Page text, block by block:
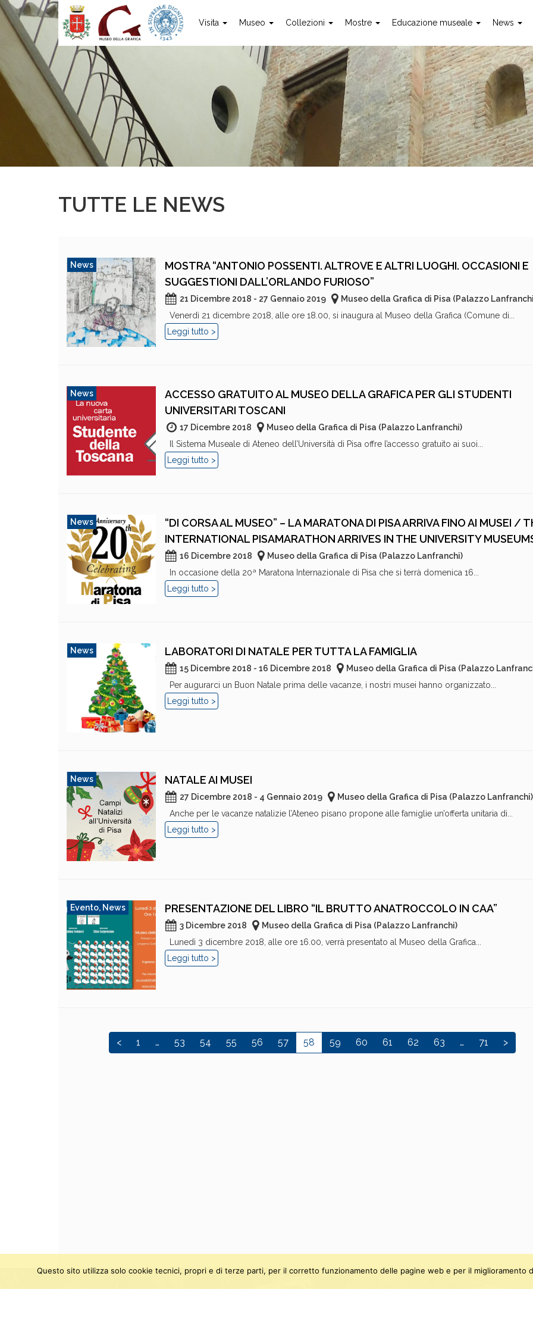
Visita Museo Collezioni Mostre Educazione museale News
TUTTE LE NEWS
News
MOSTRA “ANTONIO POSSENTI. ALTROVE E ALTRI LUOGHI. OCCASIONI E
SUGGESTIONI DALL’ORLANDO FURIOSO”
21 Dicembre 2018 - 27 Gennaio 2019
Museo della Grafica di Pisa (Palazzo
Venerdì 21 dicembre 2018, alle ore 18.00, si inaugura al Museo della Grafica (Comune di...
Leggi tutto >
News
ACCESSO GRATUITO AL MUSEO DELLA GRAFICA PER GLI STUDENTI
UNIVERSITARI TOSCANI
17 Dicembre 2018
Museo della Grafica di Pisa (Palazzo Lanfranchi)
Il Sistema Museale di Ateneo dell’Università di Pisa offre l’accesso gratuito ai suoi...
Leggi tutto >
News
“DI CORSA AL MUSEO” – LA MARATONA DI PISA ARRIVA FINO AI MUSEI /
INTERNATIONAL PISAMARATHON ARRIVES IN THE UNIVERSITY
16 Dicembre 2018
Museo della Grafica di Pisa (Palazzo Lanfranchi)
In occasione della 20ª Maratona Internazionale di Pisa che si terrà domenica 16...
Leggi tutto >
News LABORATORI DI NATALE PER TUTTA LA FAMIGLIA
15 Dicembre 2018 - 16 Dicembre 2018
Museo della Grafica di Pisa (Palazzo
Per augurarci un Buon Natale prima delle vacanze, i nostri musei hanno organizzato...
Leggi tutto >
News NATALE AI MUSEI
27 Dicembre 2018 - 4 Gennaio 2019
Museo della Grafica di Pisa (Palazzo Lanfranchi)
Anche per le vacanze natalizie l’Ateneo pisano propone alle famiglie un’offerta unitaria di...
Leggi tutto >
Evento, News PRESENTAZIONE DEL LIBRO “IL BRUTTO ANATROCCOLO IN CAA”
3 Dicembre 2018
Museo della Grafica di Pisa (Palazzo Lanfranchi)
Lunedì 3 dicembre 2018, alle ore 16.00, verrà presentato al Museo della Grafica...
Leggi tutto >
< 1 … 53 54 55 56 57 58 59 60 61 62 63 … 71 >
Questo sito utilizza solo cookie tecnici, propri e di terze parti, per il corretto funzionamento delle pagine web e per il miglioramento